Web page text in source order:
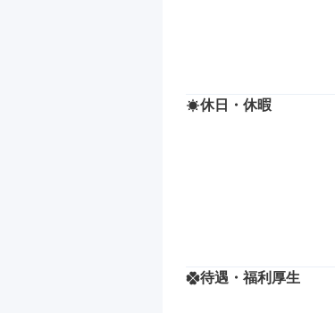
休日・休暇
待遇・福利厚生